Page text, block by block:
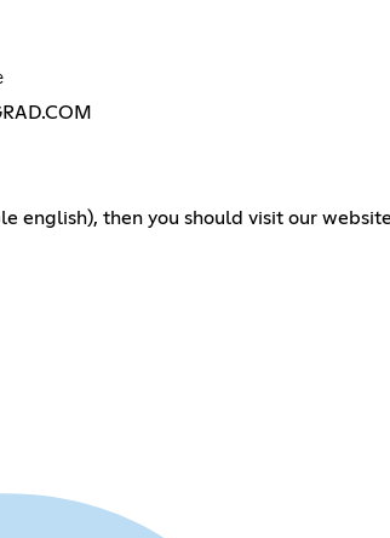
english), then you should visit our website